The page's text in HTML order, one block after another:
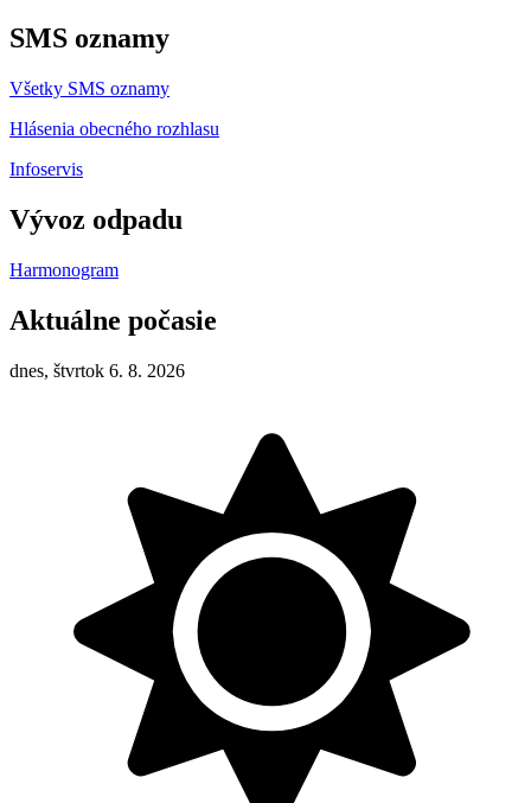
SMS oznamy
Všetky SMS oznamy
Hlásenia obecného rozhlasu
Infoservis
Vývoz odpadu
Harmonogram
Aktuálne počasie
dnes, štvrtok 6. 8. 2026